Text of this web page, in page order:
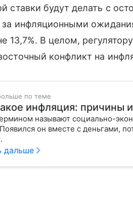
ставки будут делать с
за инфляционными
13,7%. В целом,
конфликт на
по теме
инфляция: причины
называют социально-
он вместе с деньгами,
дальше